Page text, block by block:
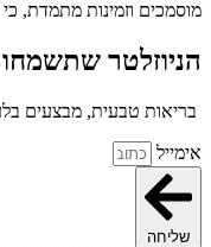
מוסמכים וזמינות מתמדת,
הניוזלטר
בריאות טבעית, מבצעים
אימייל
שליחה